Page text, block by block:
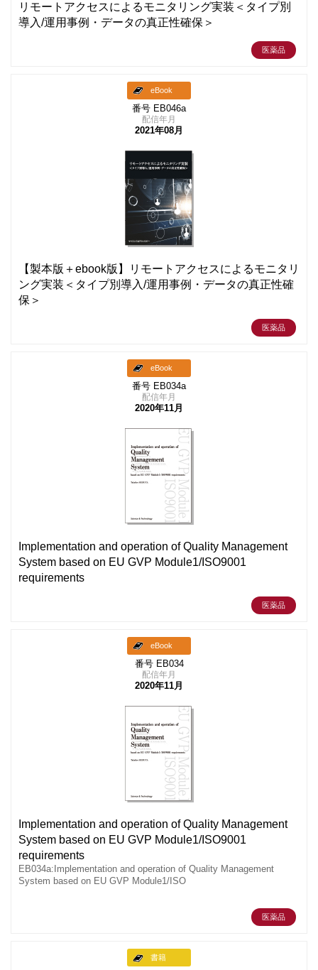
リモートアクセスによるモニタリング実装＜タイプ別
導入/運用事例・データの真正性確保＞
医薬品
eBook
番号 EB046a
配信年月
2021年08月
【製本版＋ebook版】リモートアクセスによるモニタリ
ング実装＜タイプ別導入/運用事例・データの真正性確
保＞
医薬品
eBook
番号 EB034a
配信年月
2020年11月
Implementation and operation of Quality Management
System based on EU GVP Module1/ISO9001
requirements
医薬品
eBook
番号 EB034
配信年月
2020年11月
Implementation and operation of Quality Management
System based on EU GVP Module1/ISO9001
requirements
EB034a:Implementation and operation of Quality Management
System based on EU GVP Module1/ISO
医薬品
書籍